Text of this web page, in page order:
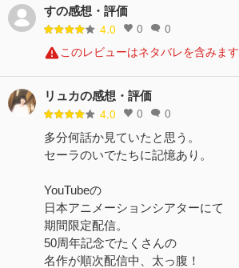
すの感想・評価
4.0 0 0
このレビューはネタバレを含みます
リュカの感想・評価
4.0 0 0
多分何話か見ていたと思う。
セーラのいでたちに記憶あり。
YouTubeの
日本アニメーションシアターにて
期間限定配信。
50周年記念でたくさんの
名作が順次配信中、太っ腹！